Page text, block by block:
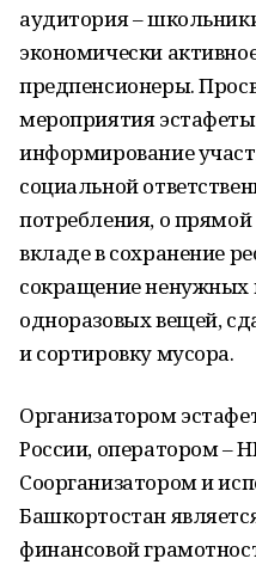
аудитория –
экономически
предпенсионеры.
мероприятия
информирование
социальной
потребления, о
вкладе в сохранение
сокращение ненужных
одноразовых вещей,
и сортировку мусора.
Организатором
России, оператором –
Соорганизатором и
Башкортостан
финансовой